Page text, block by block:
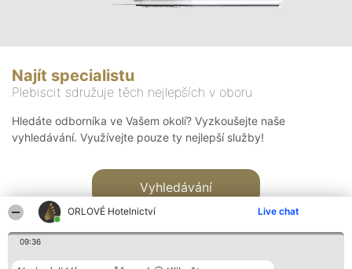
ORLOVÉ Hotelnictví Live chat
09:36
Najít specialistu
Plebiscit sdružuje těch nejlepších v oboru
Hledáte odborníka ve Vašem okolí? Vyzkoušejte naše
vyhledávání. Využívejte pouze ty nejlepší služby!
Vyhledávání